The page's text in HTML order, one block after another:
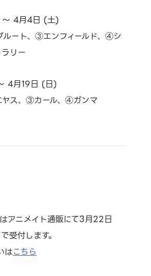
4月4日 (土)
ート、③エンフィールド、④シ
リー
4月19日 (日)
ス、③カール、④ガンマ
アニメイト通販にて3月22日
受付します。
はこちら